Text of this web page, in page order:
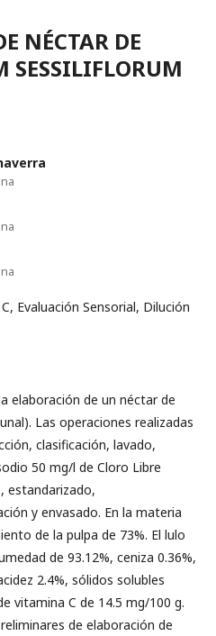
NÉCTAR DE
SESSILIFLORUM
Evaluación Sensorial, Dilución
elaboración de un néctar de
Las operaciones realizadas
clasificación, lavado,
50 mg/l de Cloro Libre
estandarizado,
y envasado. En la materia
de la pulpa de 73%. El lulo
de 93.12%, ceniza 0.36%,
2.4%, sólidos solubles
vitamina C de 14.5 mg/100 g.
de elaboración de